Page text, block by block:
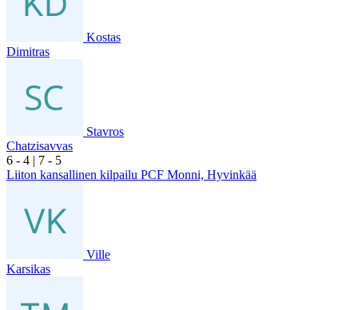
Kostas
Dimitras
Stavros
Chatzisavvas
6 - 4 | 7 - 5
Liiton kansallinen kilpailu PCF Monni, Hyvinkää
Ville
Karsikas